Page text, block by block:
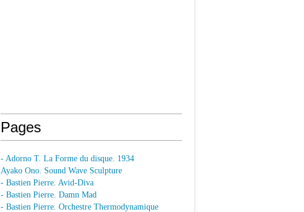
Pages
- Adorno T. La Forme du disque. 1934
Ayako Ono. Sound Wave Sculpture
- Bastien Pierre. Avid-Diva
- Bastien Pierre. Damn Mad
- Bastien Pierre. Orchestre Thermodynamique